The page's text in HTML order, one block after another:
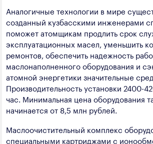
Лесная промышленность
Пищевая промышленность
Аналогичные технологии в мире
созданный кузбасскими инженерами
поможет атомщикам продлить срок
эксплуатационных масел, уменьшить
ремонтов, обеспечить надежность
маслонаполненного оборудования и
атомной энергетики значительные
Производительность установки 2400-
час. Минимальная цена оборудования
начинается от 8,5 млн рублей.
Маслоочистительный комплекс
специальными картриджами с